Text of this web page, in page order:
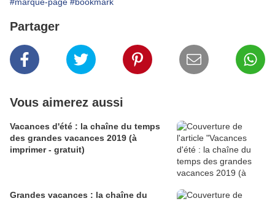
Partager
Vous aimerez aussi
Vacances d'été : la chaîne du temps
des grandes vacances 2019 (à
imprimer - gratuit)
Grandes vacances : la chaîne du